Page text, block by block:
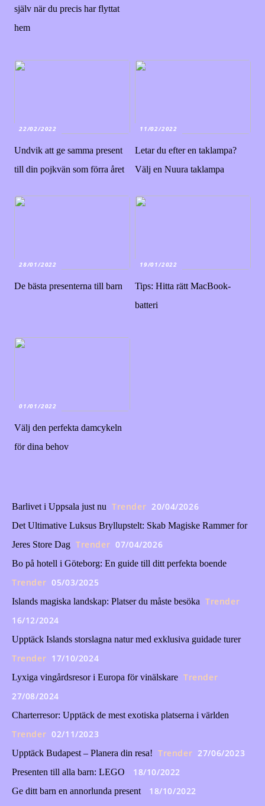
själv när du precis har flyttat
hem
22/02/2022
Undvik att ge samma present
till din pojkvän som förra året
11/02/2022
Letar du efter en taklampa?
Välj en Nuura taklampa
28/01/2022
De bästa presenterna till barn
19/01/2022
Tips: Hitta rätt MacBook-
batteri
01/01/2022
Välj den perfekta damcykeln
för dina behov
Barlivet i Uppsala just nu Trender 20/04/2026
Det Ultimative Luksus Bryllupstelt: Skab Magiske Rammer for
Jeres Store Dag Trender 07/04/2026
Bo på hotell i Göteborg: En guide till ditt perfekta boende
Trender 05/03/2025
Islands magiska landskap: Platser du måste besöka Trender
16/12/2024
Upptäck Islands storslagna natur med exklusiva guidade turer
Trender 17/10/2024
Lyxiga vingårdsresor i Europa för vinälskare Trender
27/08/2024
Charterresor: Upptäck de mest exotiska platserna i världen
Trender 02/11/2023
Upptäck Budapest – Planera din resa! Trender 27/06/2023
Presenten till alla barn: LEGO 18/10/2022
Ge ditt barn en annorlunda present 18/10/2022